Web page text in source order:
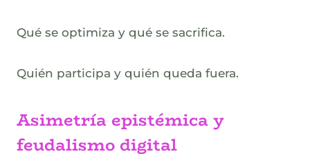
Qué se optimiza y qué se sacrifica.
Quién participa y quién queda fuera.
Asimetría epistémica y
feudalismo digital